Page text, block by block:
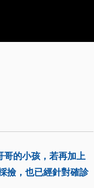
哥的小孩，若再加上
撿，也已經針對確診